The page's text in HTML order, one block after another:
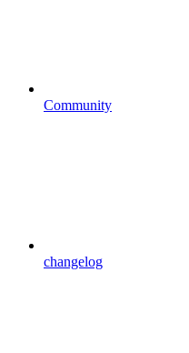
Community
changelog